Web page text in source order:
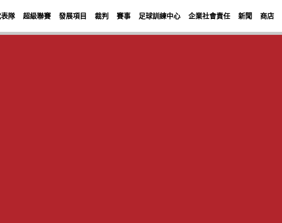
隊 超級聯賽 發展項目 裁判 賽事 足球訓練中心 企業社會責任 新聞 商店